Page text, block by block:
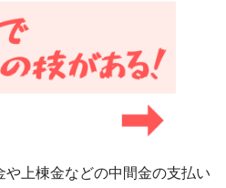
や上棟金などの中間金の支払い